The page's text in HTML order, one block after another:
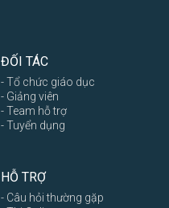
ĐỐI TÁC
- Tổ chức giáo dục
- Giảng viên
- Team hỗ trợ
- Tuyển dụng
HỖ TRỢ
- Câu hỏi thường gặp